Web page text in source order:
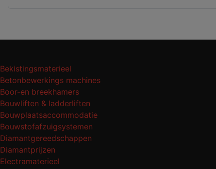
Bekistingsmaterieel
Betonbewerkings machines
Boor-en breekhamers
Bouwliften & ladderliften
Bouwplaatsaccommodatie
Bouwstofafzuigsystemen
Diamantgereedschappen
Diamantprijzen
Electramaterieel